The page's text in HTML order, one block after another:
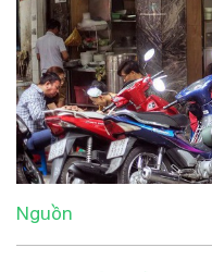
Nguồn